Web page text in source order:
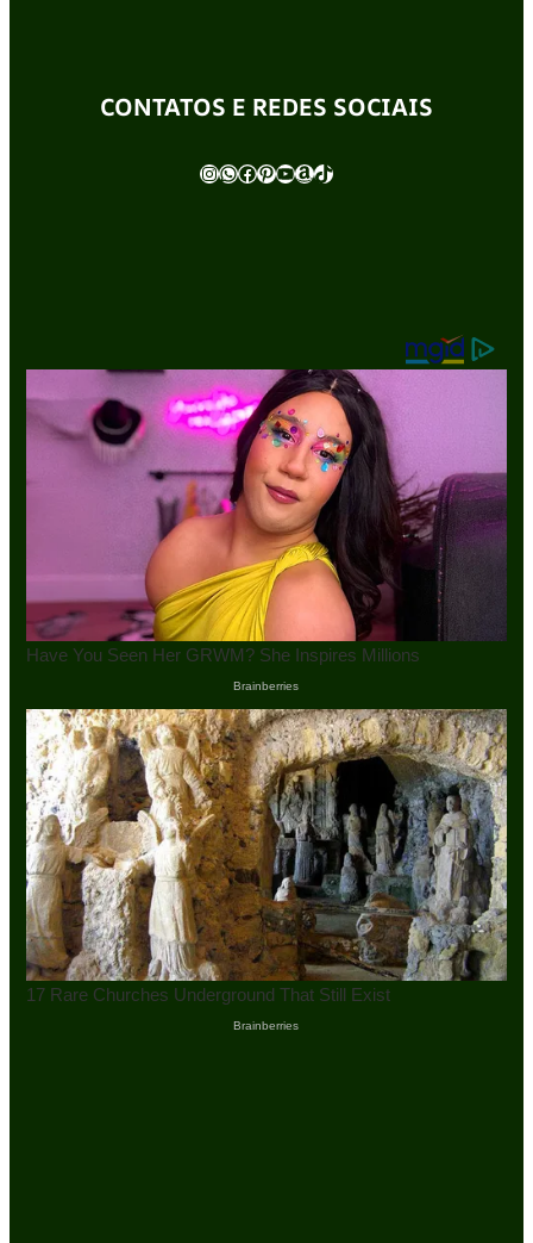
CONTATOS E REDES SOCIAIS
InstagramWhatsApp Facebook Pinterest Youtube Amazon TikTok